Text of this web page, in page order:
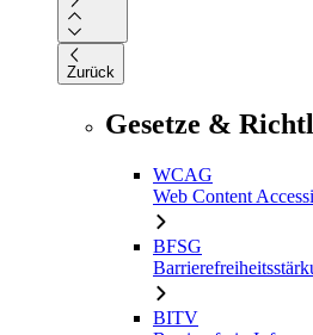
Zurück
Gesetze &
WCAG
Web Content
BFSG
BITV